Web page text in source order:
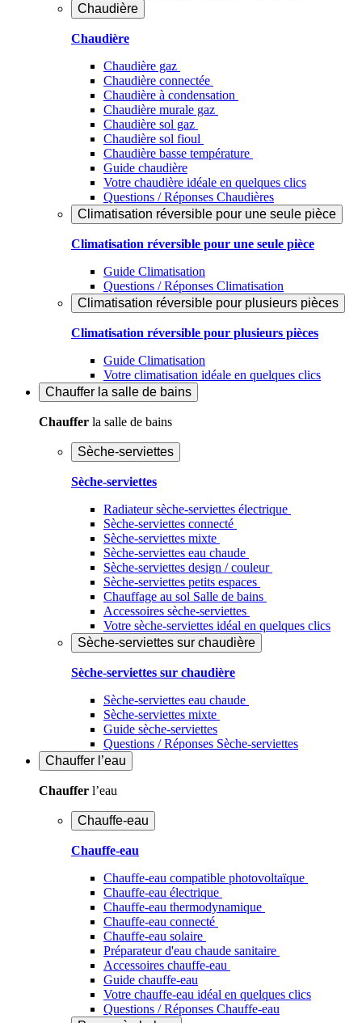
Chaudière
Chaudière
Chaudière gaz
Chaudière connectée
Chaudière à condensation
Chaudière murale gaz
Chaudière sol gaz
Chaudière sol fioul
Chaudière basse température
Guide chaudière
Votre chaudière idéale en quelques clics
Questions / Réponses Chaudières
Climatisation réversible pour une seule pièce
Climatisation réversible pour une seule pièce
Guide Climatisation
Questions / Réponses Climatisation
Climatisation réversible pour plusieurs pièces
Climatisation réversible pour plusieurs pièces
Guide Climatisation
Votre climatisation idéale en quelques clics
Chauffer la salle de bains
Chauffer la salle de bains
Sèche-serviettes
Sèche-serviettes
Radiateur sèche-serviettes électrique
Sèche-serviettes connecté
Sèche-serviettes mixte
Sèche-serviettes eau chaude
Sèche-serviettes design / couleur
Sèche-serviettes petits espaces
Chauffage au sol Salle de bains
Accessoires sèche-serviettes
Votre sèche-serviettes idéal en quelques clics
Sèche-serviettes sur chaudière
Sèche-serviettes sur chaudière
Sèche-serviettes eau chaude
Sèche-serviettes mixte
Guide sèche-serviettes
Questions / Réponses Sèche-serviettes
Chauffer l’eau
Chauffer l’eau
Chauffe-eau
Chauffe-eau
Chauffe-eau compatible photovoltaïque
Chauffe-eau électrique
Chauffe-eau thermodynamique
Chauffe-eau connecté
Chauffe-eau solaire
Préparateur d'eau chaude sanitaire
Accessoires chauffe-eau
Guide chauffe-eau
Votre chauffe-eau idéal en quelques clics
Questions / Réponses Chauffe-eau